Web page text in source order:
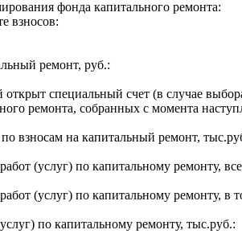
фонда капитального ремонта:
взносов:
ремонт, руб.:
специальный счет (в случае
ремонта, собранных с момента
взносам на капитальный ремонт,
(услуг) по капитальному ремонту,
(услуг) по капитальному ремонту, в
по капитальному ремонту, тыс.руб.: